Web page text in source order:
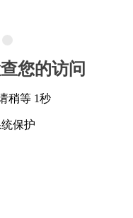
您的访问
稍等 1秒
保护